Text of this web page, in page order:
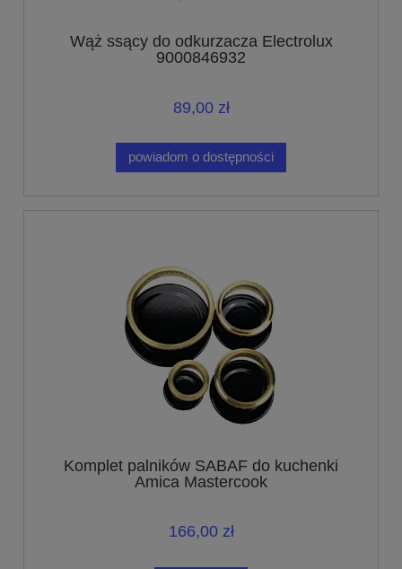
Wąż ssący do odkurzacza Electrolux
9000846932
89,00 zł
powiadom o dostępności
Komplet palników SABAF do kuchenki
Amica Mastercook
166,00 zł